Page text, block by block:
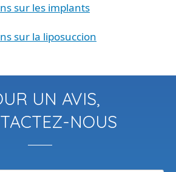
sur les implants
sur la liposuccion
UN AVIS,
NOUS